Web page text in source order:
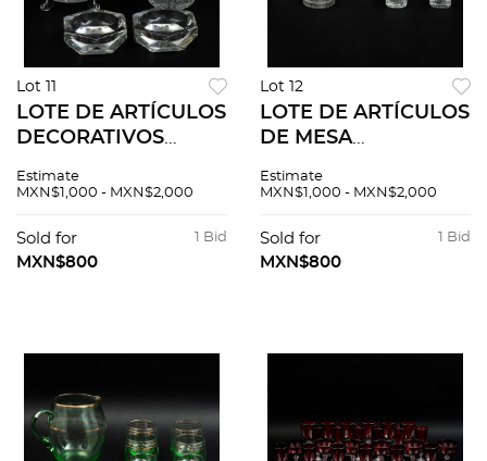
Lot 11
LOTE DE ARTÍCULOS
DECORATIVOS
SIGLO XX
transparente
Decoración facetada
Estimate
MXN$1,000 - MXN$2,000
1 Bid
Sold for
MXN$800
Lot 12
LOTE DE ARTÍCULOS
DE MESA
SIGLO XX
transparente Diseño
orgánico Decoración
Estimate
MXN$1,000 - MXN$2,000
1 Bid
Sold for
MXN$800